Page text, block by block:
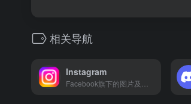
相关导航
Instagram